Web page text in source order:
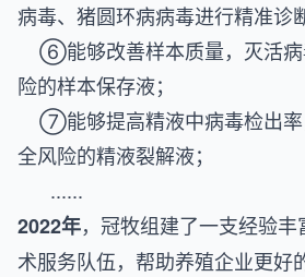
病毒、猪圆环病病毒进行精准诊
⑥能够改善样本质量，灭活病
险的样本保存液；
⑦能够提高精液中病毒检出率
全风险的精液裂解液；
......
2022年，冠牧组建了一支经验
术服务队伍，帮助养殖企业更好